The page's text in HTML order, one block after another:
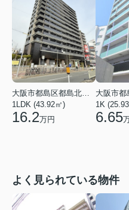
大阪市都島区都島北通１丁目
1LDK (43.92㎡)
16.2万円
1K
6.65
よく見られている物件